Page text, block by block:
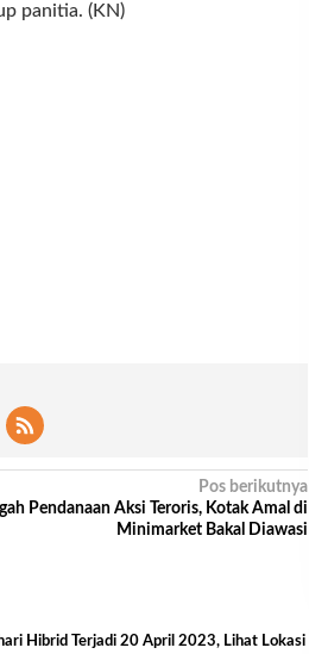
panitia. (KN)
Pos berikutnya
Pendanaan Aksi Teroris, Kotak Amal di
Minimarket Bakal Diawasi
Hibrid Terjadi 20 April 2023, Lihat Lokasi